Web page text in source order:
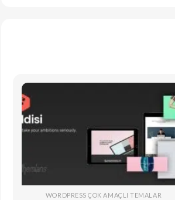
WORDPRESS ÇOK AMAÇLI TEMALAR